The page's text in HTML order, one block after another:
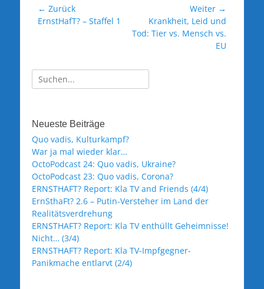
Beitragsnavigation
← Zurück
Vorheriger
ErnstHafT? – Staffel 1
Weiter →
Nächster
Beitrag:
Krankheit, Leid und
Tod: Tier vs. Mensch vs.
EU
Suche
nach:
Neueste Beiträge
Quo vadis, Kulturkampf?
War ja mal wieder klar…
OctoPodcast 24: Quo vadis, Ukraine?
OctoPodcast 23: Quo vadis, Corona?
ERNSTHAFT? Report: Kla TV and Friends (4/4)
ErnSthaFt? 2.6 – Putin-Versteher im Land der
Realitätsverdrehung
ERNSTHAFT? Report: Kla TV enthüllt Geheimnisse!
Nicht… (3/4)
ERNSTHAFT? Report: Kla TV-Impfgegner-
Panikmache entlarvt (2/4)